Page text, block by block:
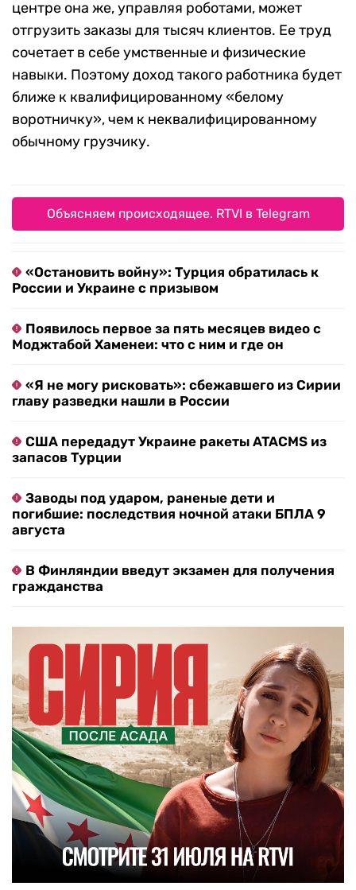
центре она же, управляя роботами, может
отгрузить заказы для тысяч клиентов. Ее труд
сочетает в себе умственные и физические
навыки. Поэтому доход такого работника будет
ближе к квалифицированному «белому
воротничку», чем к неквалифицированному
обычному грузчику.
Объясняем происходящее. RTVI в Telegram
«Остановить войну»: Турция обратилась к
России и Украине с призывом
Появилось первое за пять месяцев видео с
Моджтабой Хаменеи: что с ним и где он
«Я не могу рисковать»: сбежавшего из Сирии
главу разведки нашли в России
США передадут Украине ракеты ATACMS из
запасов Турции
Заводы под ударом, раненые дети и
погибшие: последствия ночной атаки БПЛА 9
августа
В Финляндии введут экзамен для получения
гражданства